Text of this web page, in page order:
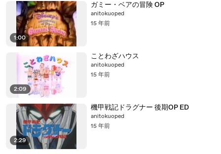
1:00
ガミー・ベアの冒険 OP
anitokuoped
15 年前
2:09
ことわざハウス
anitokuoped
15 年前
2:29
機甲戦記ドラグナー 後期OP ED
anitokuoped
15 年前